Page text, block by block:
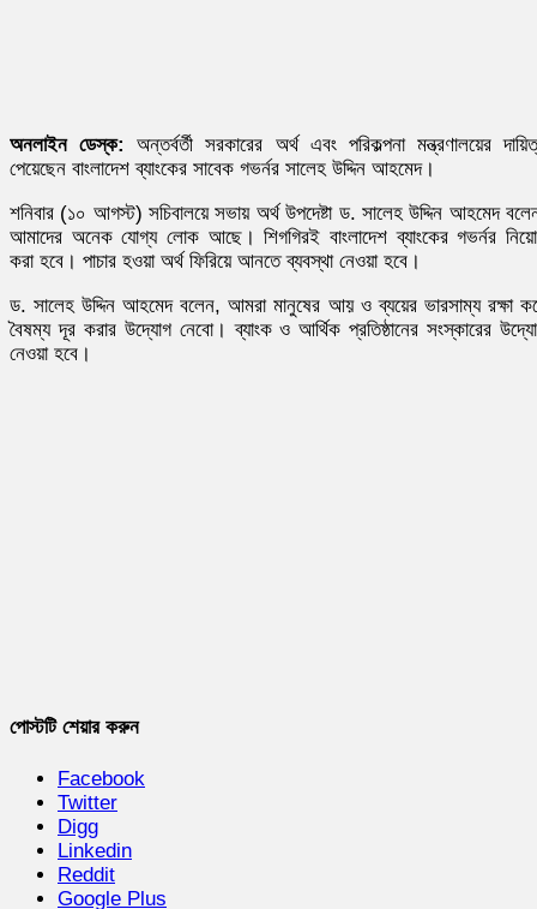
অনলাইন ডেস্ক:অন্তর্বর্তী সরকারের অর্থ এবং পরিকল্পনা মন্ত্রণালয়ের
পেয়েছেন বাংলাদেশ ব্যাংকের সাবেক গভর্নর সালেহ উদ্দিন আহমেদ।
শনিবার (১০ আগস্ট) সচিবালয়ে সভায় অর্থ উপদেষ্টা ড. সালেহ উদ্দিন আহমেদ
আমাদের অনেক যোগ্য লোক আছে। শিগগিরই বাংলাদেশ ব্যাংকের গভর্নর
করা হবে। পাচার হওয়া অর্থ ফিরিয়ে আনতে ব্যবস্থা নেওয়া হবে।
ড. সালেহ উদ্দিন আহমেদ বলেন, আমরা মানুষের আয় ও ব্যয়ের ভারসাম্য রক্ষা
বৈষম্য দূর করার উদ্যোগ নেবো। ব্যাংক ও আর্থিক প্রতিষ্ঠানের সংস্কারের
নেওয়া হবে।
পোস্টটি শেয়ার করুন
Facebook
Twitter
Digg
Linkedin
Reddit
Google Plus